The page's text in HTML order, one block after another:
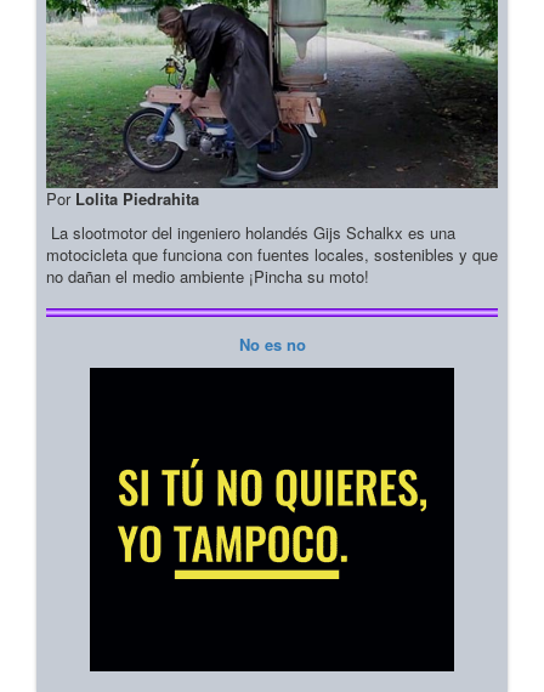
Por Lolita Piedrahita
La slootmotor del ingeniero holandés Gijs Schalkx es una
motocicleta que funciona con fuentes locales, sostenibles y que
no dañan el medio ambiente ¡Pincha su moto!
No es no